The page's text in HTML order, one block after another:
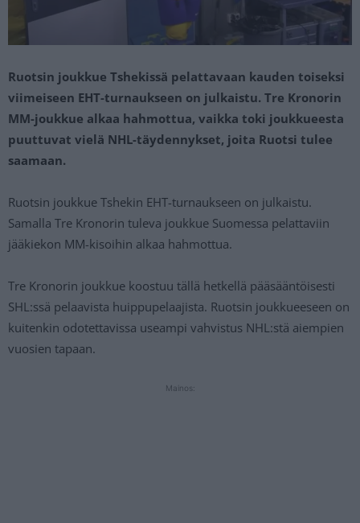
Ruotsin joukkue Tshekissä pelattavaan kauden toiseksi
viimeiseen EHT-turnaukseen on julkaistu. Tre Kronorin
MM-joukkue alkaa hahmottua, vaikka toki joukkueesta
puuttuvat vielä NHL-täydennykset, joita Ruotsi tulee
saamaan.
Ruotsin joukkue Tshekin EHT-turnaukseen on julkaistu.
Samalla Tre Kronorin tuleva joukkue Suomessa pelattaviin
jääkiekon MM-kisoihin alkaa hahmottua.
Tre Kronorin joukkue koostuu tällä hetkellä pääsääntöisesti
SHL:ssä pelaavista huippupelaajista. Ruotsin joukkueeseen on
kuitenkin odotettavissa useampi vahvistus NHL:stä aiempien
vuosien tapaan.
Mainos: